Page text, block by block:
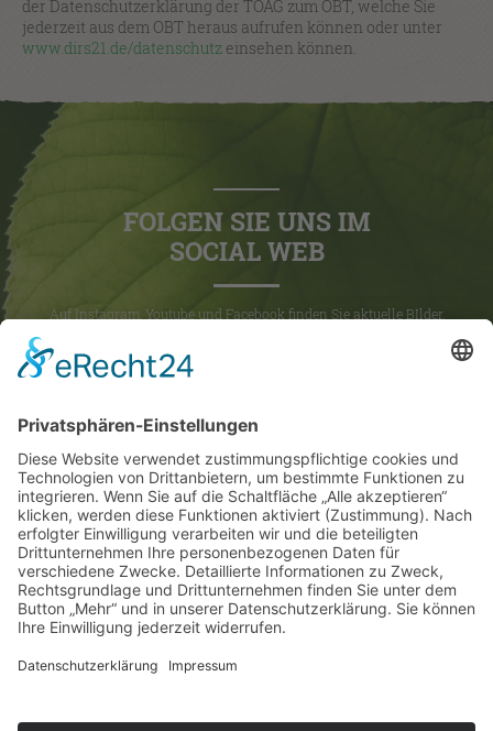
der Datenschutzerklärung der TOAG zum OBT, welche Sie
jederzeit aus dem OBT heraus aufrufen können oder unter
www.dirs21.de/datenschutz einsehen können.
FOLGEN SIE UNS IM
SOCIAL WEB
Auf Instagram, Youtube und Facebook finden Sie aktuelle BIlder,
UNSERE HOTELZIMMER AKTUELLES
HAUSBOOT IN POTSDAM KONTAKT
Kunersdorfer Str. 1